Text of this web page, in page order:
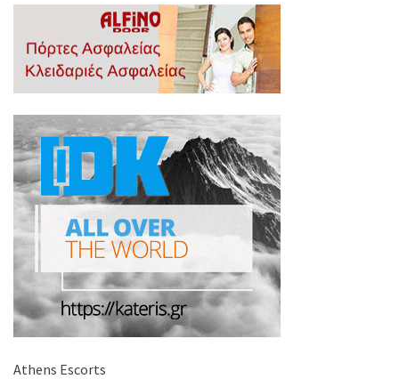
Athens Escorts